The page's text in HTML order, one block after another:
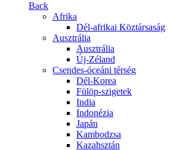
Back
Afrika
Dél-afrikai Köztársaság
Ausztrália
Ausztrália
Új-Zéland
Csendes-óceáni térség
Dél-Korea
Fülöp-szigetek
India
Indonézia
Japán
Kambodzsa
Kazahsztán